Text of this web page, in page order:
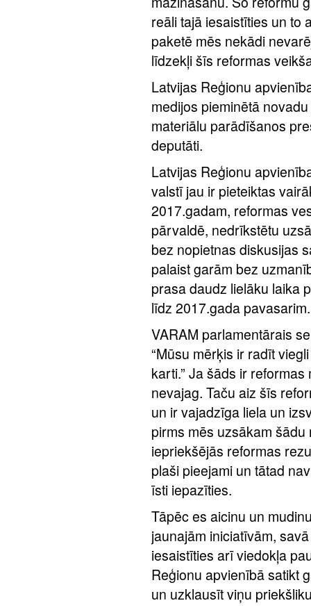
reāli tajā iesaistīties un to
paketē mēs nekādi
līdzekļi šīs reformas
Latvijas Reģionu
medijos pieminētā
materiālu parādīšanos
deputāti.
Latvijas Reģionu
valstī jau ir pieteiktas
2017.gadam, reformas
pārvaldē, nedrīkstētu
bez nopietnas diskusijas
palaist garām bez
prasa daudz lielāku laika
līdz 2017.gada pavasarim.
VARAM parlamentārais
“Mūsu mērķis ir radīt
karti.” Ja šāds ir
nevajag. Taču aiz šīs
un ir vajadzīga liela un
pirms mēs uzsākam
iepriekšējās reformas
plaši pieejami un tātad
īsti iepazīties.
Tāpēc es aicinu un
jaunajām iniciatīvām,
iesaistīties arī viedokļa
Reģionu apvienībā satikt
un uzklausīt viņu